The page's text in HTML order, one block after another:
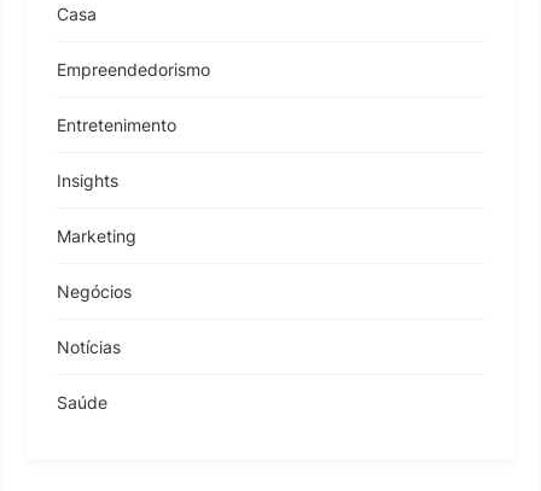
Casa
Empreendedorismo
Entretenimento
Insights
Marketing
Negócios
Notícias
Saúde